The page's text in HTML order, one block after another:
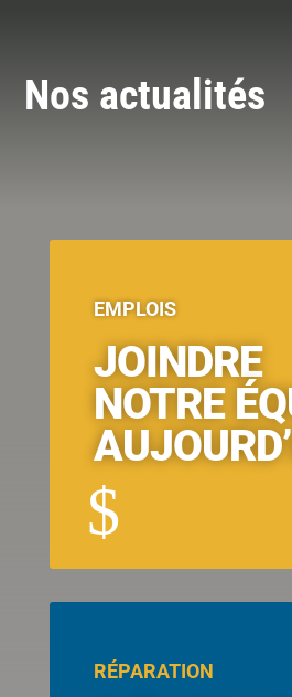
Nos actualités
EMPLOIS
JOINDRE
NOTRE
$
RÉPARATION